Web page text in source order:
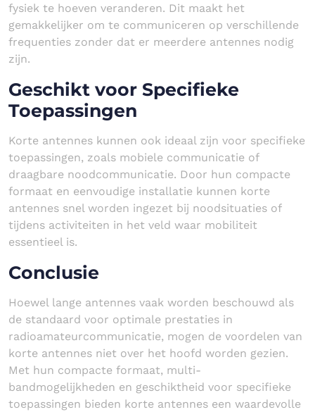
fysiek te hoeven veranderen. Dit maakt het
gemakkelijker om te communiceren op verschillende
frequenties zonder dat er meerdere antennes nodig
zijn.
Geschikt voor Specifieke
Toepassingen
Korte antennes kunnen ook ideaal zijn voor specifieke
toepassingen, zoals mobiele communicatie of
draagbare noodcommunicatie. Door hun compacte
formaat en eenvoudige installatie kunnen korte
antennes snel worden ingezet bij noodsituaties of
tijdens activiteiten in het veld waar mobiliteit
essentieel is.
Conclusie
Hoewel lange antennes vaak worden beschouwd als
de standaard voor optimale prestaties in
radioamateurcommunicatie, mogen de voordelen van
korte antennes niet over het hoofd worden gezien.
Met hun compacte formaat, multi-
bandmogelijkheden en geschiktheid voor specifieke
toepassingen bieden korte antennes een waardevolle